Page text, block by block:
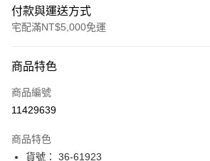
付款與運送方式
宅配滿NT$5,000免運
信用卡一次付款
LINE Pay
街口支付
商品特色
商品編號
11429639
商品特色
貨號： 36-61923